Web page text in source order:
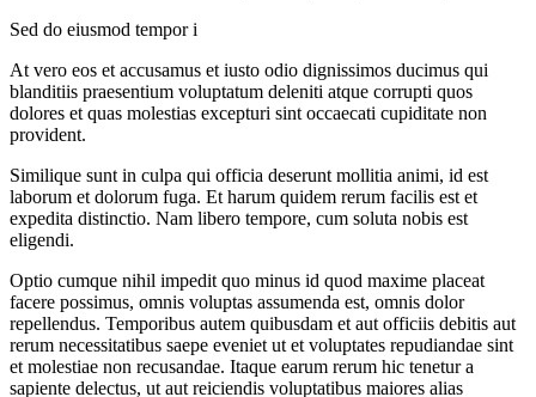
Sed do eiusmod tempor i
At vero eos et accusamus et iusto odio dignissimos ducimus qui
blanditiis praesentium voluptatum deleniti atque corrupti quos
dolores et quas molestias excepturi sint occaecati cupiditate non
provident.
Similique sunt in culpa qui officia deserunt mollitia animi, id est
laborum et dolorum fuga. Et harum quidem rerum facilis est et
expedita distinctio. Nam libero tempore, cum soluta nobis est
eligendi.
Optio cumque nihil impedit quo minus id quod maxime placeat
facere possimus, omnis voluptas assumenda est, omnis dolor
repellendus. Temporibus autem quibusdam et aut officiis debitis aut
rerum necessitatibus saepe eveniet ut et voluptates repudiandae sint
et molestiae non recusandae. Itaque earum rerum hic tenetur a
sapiente delectus, ut aut reiciendis voluptatibus maiores alias